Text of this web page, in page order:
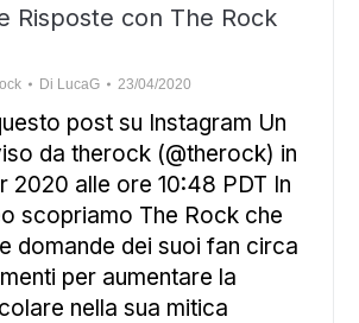
Risposte con The Rock
Di LucaG 23/04/2020
post su Instagram Un
da therock (@therock) in
2020 alle ore 10:48 PDT In
scopriamo The Rock che
domande dei suoi fan circa
per aumentare la
nella sua mitica